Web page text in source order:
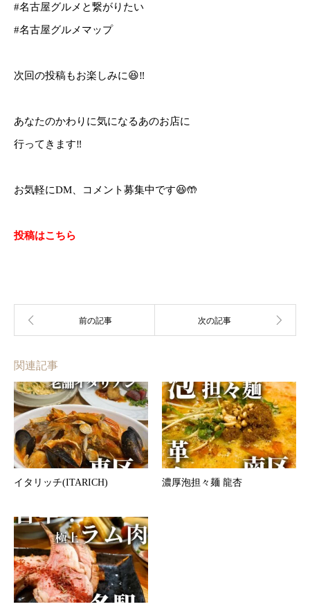
#名古屋グルメと繋がりたい
#名古屋グルメマップ
次回の投稿もお楽しみに😆‼️
あなたのかわりに気になるあのお店に
行ってきます‼️
お気軽にDM、コメント募集中です😆🤲
投稿はこちら
関連記事
イタリッチ(ITARICH) 濃厚泡担々麺 龍杏